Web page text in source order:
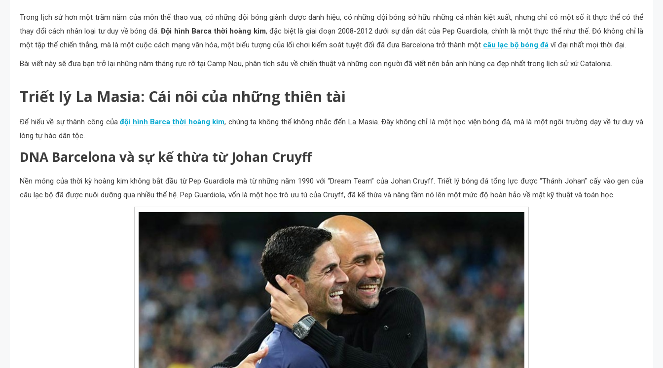
Trong lịch sử hơn một trăm năm của môn thể thao vua, có những đội bóng giành được danh hiệu, có những đội bóng sở hữu những cá nhân kiệt xuất, nhưng chỉ có một số ít thực thể có thể
thay đổi cách nhân loại tư duy về bóng đá.Đội hình Barca thời hoàng kim, đặc biệt là giai đoạn 2008-2012 dưới sự dẫn dắt của Pep Guardiola, chính là một thực thể như thế. Đó không chỉ là
một tập thể chiến thắng, mà là một cuộc cách mạng văn hóa, một biểu tượng của lối chơi kiểm soát tuyệt đối đã đưa Barcelona trở thành một câu lạc bộ bóng đá vĩ đại nhất mọi thời đại.
Bài viết này sẽ đưa bạn trở lại những năm tháng rực rỡ tại Camp Nou, phân tích sâu về chiến thuật và những con người đã viết nên bản anh hùng ca đẹp nhất trong lịch sử xứ Catalonia.
Triết lý La Masia: Cái nôi của những thiên tài
Để hiểu về sự thành công củađội hình Barca thời hoàng kim, chúng ta không thể không nhắc đến La Masia. Đây không chỉ là một học viện bóng đá, mà là một ngôi trường dạy về tư duy và
lòng tự hào dân tộc.
DNA Barcelona và sự kế thừa từ Johan Cruyff
Nền móng của thời kỳ hoàng kim không bắt đầu từ Pep Guardiola mà từ những năm 1990 với “Dream Team” của Johan Cruyff. Triết lý bóng đá tổng lực được “Thánh Johan” cấy vào gen của
câu lạc bộ đã được nuôi dưỡng qua nhiều thế hệ. Pep Guardiola, vốn là một học trò ưu tú của Cruyff, đã kế thừa và nâng tầm nó lên một mức độ hoàn hảo về mặt kỹ thuật và toán học.